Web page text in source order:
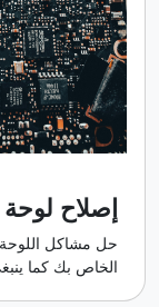
إصلاح
حل مشاكل اللوحة
الخاص بك كما